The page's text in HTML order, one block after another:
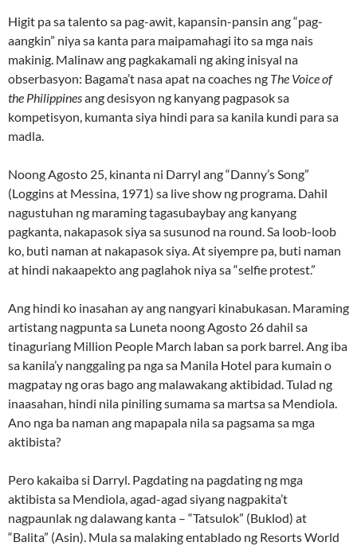
Higit pa sa talento sa pag-awit, kapansin-pansin ang “pag-
aangkin” niya sa kanta para maipamahagi ito sa mga nais
makinig. Malinaw ang pagkakamali ng aking inisyal na
obserbasyon: Bagama’t nasa apat na coaches ng The Voice of
the Philippinesang desisyon ng kanyang pagpasok sa
kompetisyon, kumanta siya hindi para sa kanila kundi para sa
madla.
Noong Agosto 25, kinanta ni Darryl ang “Danny’s Song”
(Loggins at Messina, 1971) sa live show ng programa. Dahil
nagustuhan ng maraming tagasubaybay ang kanyang
pagkanta, nakapasok siya sa susunod na round. Sa loob-loob
ko, buti naman at nakapasok siya. At siyempre pa, buti naman
at hindi nakaapekto ang paglahok niya sa “selfie protest.”
Ang hindi ko inasahan ay ang nangyari kinabukasan. Maraming
artistang nagpunta sa Luneta noong Agosto 26 dahil sa
tinaguriang Million People March laban sa pork barrel. Ang iba
sa kanila’y nanggaling pa nga sa Manila Hotel para kumain o
magpatay ng oras bago ang malawakang aktibidad. Tulad ng
inaasahan, hindi nila piniling sumama sa martsa sa Mendiola.
Ano nga ba naman ang mapapala nila sa pagsama sa mga
aktibista?
Pero kakaiba si Darryl. Pagdating na pagdating ng mga
aktibista sa Mendiola, agad-agad siyang nagpakita’t
nagpaunlak ng dalawang kanta – “Tatsulok” (Buklod) at
“Balita” (Asin). Mula sa malaking entablado ng Resorts World